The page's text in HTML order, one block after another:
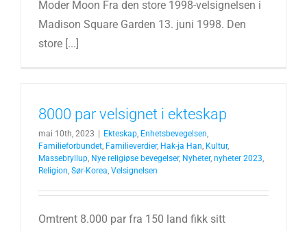
Moder Moon Fra den store 1998-velsignelsen i
Madison Square Garden 13. juni 1998. Den
store [...]
8000 par velsignet i ekteskap
mai 10th, 2023 Ekteskap, Enhetsbevegelsen,
Familieforbundet, Familieverdier, Hak-ja Han, Kultur,
Massebryllup, Nye religiøse bevegelser, Nyheter, nyheter 2023,
Religion, Sør-Korea, Velsignelsen
Omtrent 8.000 par fra 150 land fikk sitt